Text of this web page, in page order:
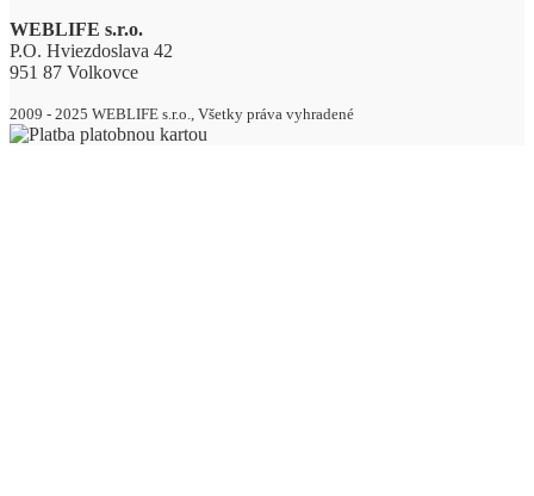
WEBLIFE s.r.o.
P.O. Hviezdoslava 42
951 87 Volkovce
2009 - 2025 WEBLIFE s.r.o., Všetky práva vyhradené